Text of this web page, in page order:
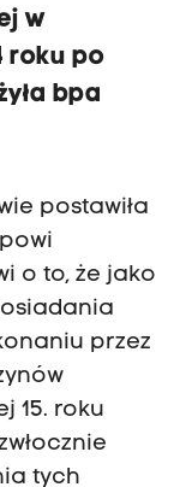
w
roku po
bpa
postawiła
o to, że jako
przez
15. roku
tych